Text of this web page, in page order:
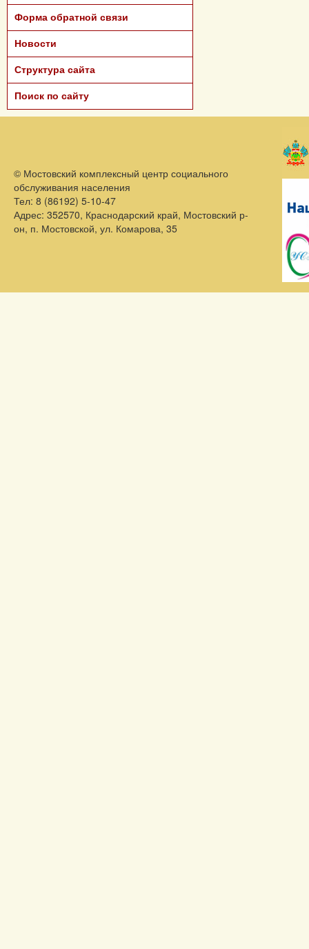
Форма обратной связи
Новости
Структура сайта
Поиск по сайту
© Мостовский комплексный центр социального
обслуживания населения
Тел: 8 (86192) 5-10-47
Адрес: 352570, Краснодарский край, Мостовский р-
он, п. Мостовской, ул. Комарова, 35